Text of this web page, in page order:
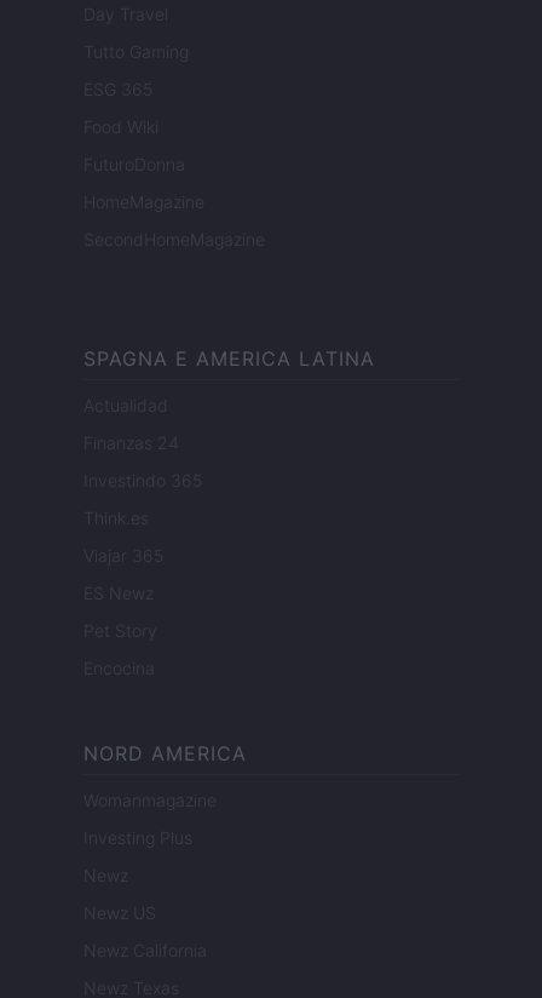
Day Travel
Tutto Gaming
ESG 365
Food Wiki
FuturoDonna
HomeMagazine
SecondHomeMagazine
SPAGNA E AMERICA LATINA
Actualidad
Finanzas 24
Investindo 365
Think.es
Viajar 365
ES Newz
Pet Story
Encocina
NORD AMERICA
Womanmagazine
Investing Plus
Newz
Newz US
Newz California
Newz Texas